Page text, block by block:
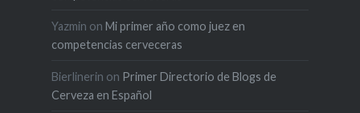
Yazmin on Mi primer año como juez en
competencias cerveceras
Bierlinerin on Primer Directorio de Blogs de
Cerveza en Español